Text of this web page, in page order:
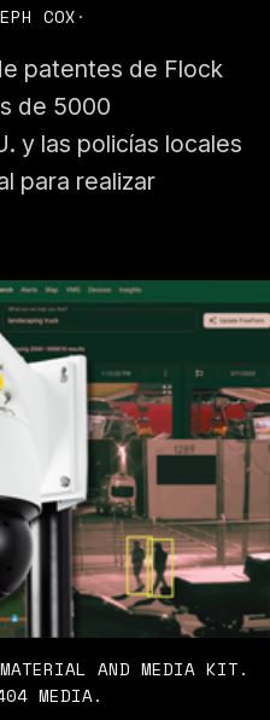
COX·
patentes de Flock
de 5000
y las policías locales
para realizar
AND MEDIA KIT.
MEDIA.